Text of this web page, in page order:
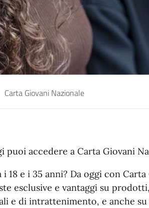
Carta Giovani Nazionale
puoi accedere a Carta Giovani
i 18 e i 35 anni? Da oggi con
esclusive e vantaggi su
e di intrattenimento, e anche